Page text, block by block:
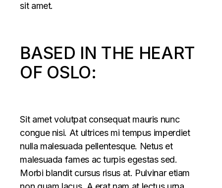
sit amet.
BASED IN THE HEART
OF OSLO:
Sit amet volutpat consequat mauris nunc
congue nisi. At ultrices mi tempus imperdiet
nulla malesuada pellentesque. Netus et
malesuada fames ac turpis egestas sed.
Morbi blandit cursus risus at. Pulvinar etiam